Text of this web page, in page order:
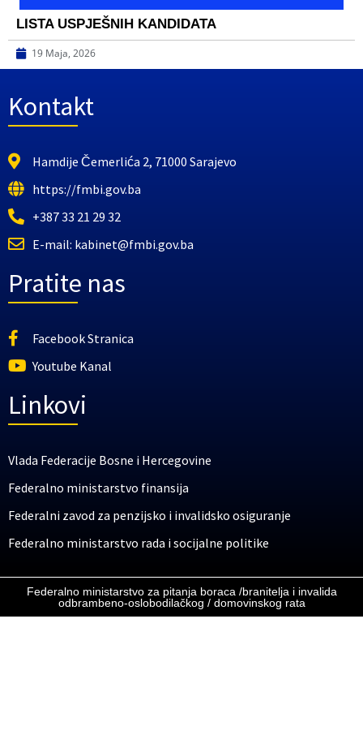
LISTA USPJEŠNIH KANDIDATA
19 Maja, 2026
Kontakt
Hamdije Čemerlića 2, 71000 Sarajevo
https://fmbi.gov.ba
+387 33 21 29 32
E-mail: kabinet@fmbi.gov.ba
Pratite nas
Facebook Stranica
Youtube Kanal
Linkovi
Vlada Federacije Bosne i Hercegovine
Federalno ministarstvo finansija
Federalni zavod za penzijsko i invalidsko osiguranje
Federalno ministarstvo rada i socijalne politike
Federalno ministarstvo za pitanja boraca /branitelja i invalida
odbrambeno-oslobodilačkog / domovinskog rata